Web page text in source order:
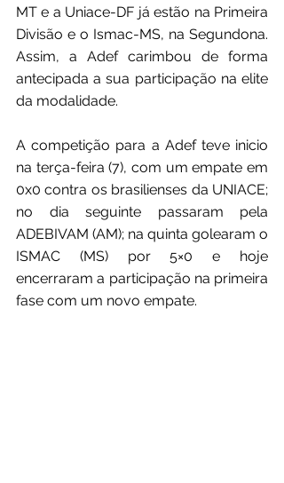
MT e a Uniace-DF já estão na Primeira
Divisão e o Ismac-MS, na Segundona.
Assim, a Adef carimbou de forma
antecipada a sua participação na elite
da modalidade.
A competição para a Adef teve inicio
na terça-feira (7), com um empate em
0x0 contra os brasilienses da UNIACE;
no dia seguinte passaram pela
ADEBIVAM (AM); na quinta golearam o
ISMAC (MS) por 5×0 e hoje
encerraram a participação na primeira
fase com um novo empate.